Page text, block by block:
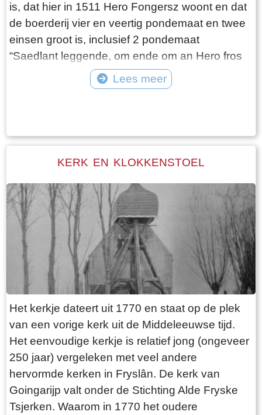
is, dat hier in 1511 Hero Fongersz woont en dat
de boerderij vier en veertig pondemaat en twee
einsen groot is, inclusief 2 pondemaat
“Saedlant leggende, om ende om an Hero fros
huijs ende Heem“. Het weiland ligt vanaf de
boerderij tot aan de Mieddyk en het “hoijland” ligt
Folsgara naar de Tsjaerddyk om bij het land te
we lezen in een advertentie van 24 oktober
1787 in de LC: De Secretaris ADEMA, zal op
Dinsdag den 30 October 1787 ’s Na demiddags
om 1 Uur, in het Waapen van Sneek by de
Finale Palm slag verkopen Een uitmuntende
ZATHE en LANDEN met de Huizinge, Schure,
Hovinge en wydere annexen gelegen in
Folsgare, groot in het geheel, 40 een tweede
Pondematen belast met 19 Floreen by JELLE
PYTTERS bewoond Petry en May 1793 vry van
Huur, te huur doende boven de lasten a 222
Car. Guldens waarop per Pondem. geboden is
111 g.gls. Jelle Pytters (Pieters) is de zoon van
Pytter Jelles en Ytie Jorrits. Pytter en Ytie zijn in
Lees meer
KERK EN KLOKKENSTOEL
Het kerkje dateert uit 1770 en staat op de plek
van een vorige kerk uit de Middeleeuwse tijd.
Het eenvoudige kerkje is relatief jong (ongeveer
250 jaar) vergeleken met veel andere
hervormde kerken in Fryslân. De kerk van
Goingarijp valt onder de Stichting Alde Fryske
Tsjerken. Waarom in 1770 het oudere